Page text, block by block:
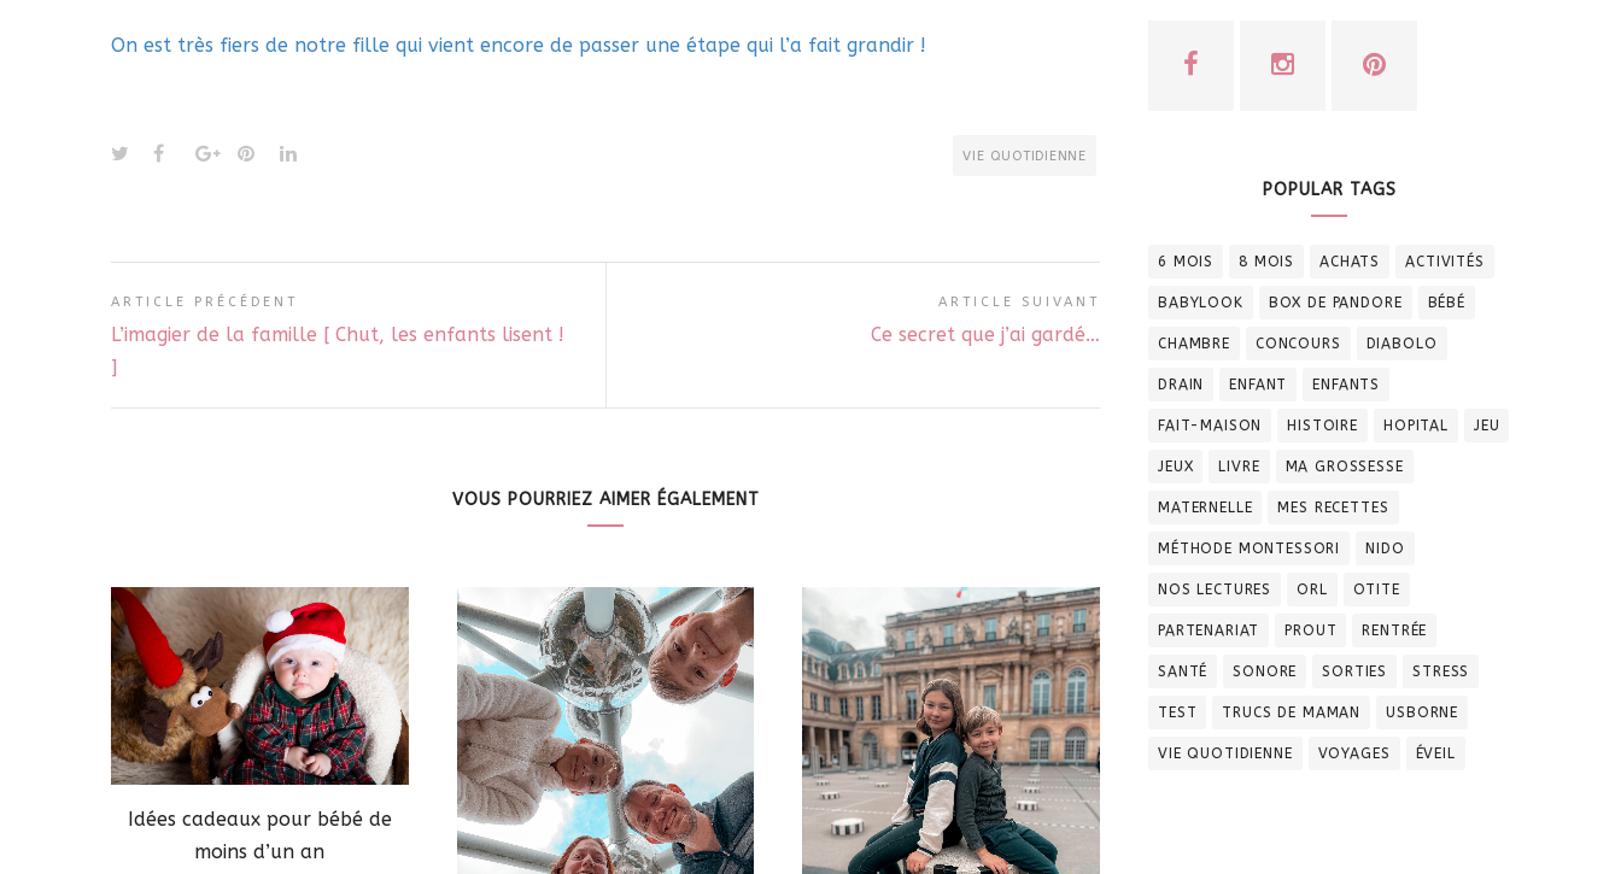
On est très fiers de notre fille qui vient encore de passer une étape qui l’a fait grandir !
VIE QUOTIDIENNE
ARTICLE PRÉCÉDENT
L’imagier de la famille [ Chut, les enfants lisent !
]
ARTICLE SUIVANT
Ce secret que j’ai gardé…
VOUS POURRIEZ AIMER ÉGALEMENT
Idées cadeaux pour bébé de
moins d’un an
POPULAR TAGS
6 MOIS 8 MOIS ACHATS ACTIVITÉS
BABYLOOK BOX DE PANDORE BÉBÉ
CHAMBRE CONCOURS DIABOLO
DRAIN ENFANT ENFANTS
FAIT-MAISON HISTOIRE HOPITAL JEU
JEUX LIVRE MA GROSSESSE
MATERNELLE MES RECETTES
MÉTHODE MONTESSORI NIDO
NOS LECTURES ORL OTITE
PARTENARIAT PROUT RENTRÉE
SANTÉ SONORE SORTIES STRESS
TEST TRUCS DE MAMAN USBORNE
VIE QUOTIDIENNE VOYAGES ÉVEIL